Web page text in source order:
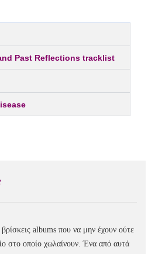
Past Reflections tracklist
albums που να μην έχουν ούτε
στο οποίο χωλαίνουν. Ένα από αυτά